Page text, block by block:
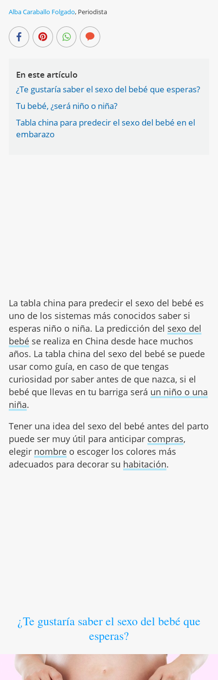
Alba Caraballo Folgado, Periodista
En este artículo
¿Te gustaría saber el sexo del bebé que esperas?
Tu bebé, ¿será niño o niña?
Tabla china para predecir el sexo del bebé en el
embarazo
La tabla china para predecir el sexo del bebé es
uno de los sistemas más conocidos saber si
esperas niño o niña. La predicción del sexo del
bebése realiza en China desde hace muchos
años. La tabla china del sexo del bebé se puede
usar como guía, en caso de que tengas
curiosidad por saber antes de que nazca, si el
bebé que llevas en tu barriga será un niño o una
niña.
Tener una idea del sexo del bebé antes del parto
puede ser muy útil para anticipar compras,
elegir nombreo escoger los colores más
adecuados para decorar su habitación.
¿Te gustaría saber el sexo del bebé que
esperas?